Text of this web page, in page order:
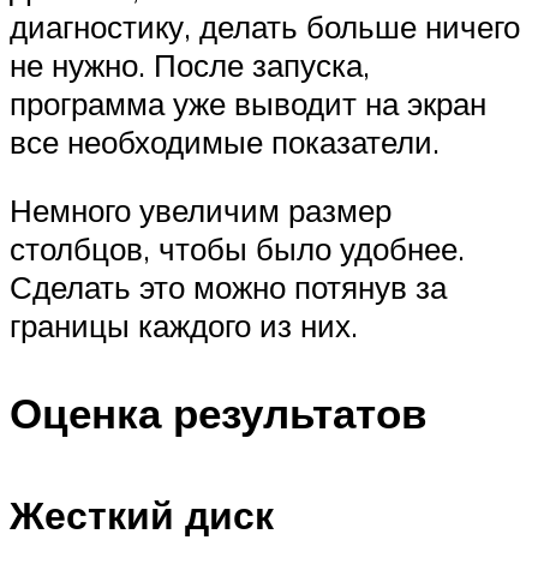
диагностику, делать больше ничего
не нужно. После запуска,
программа уже выводит на экран
все необходимые показатели.
Немного увеличим размер
столбцов, чтобы было удобнее.
Сделать это можно потянув за
границы каждого из них.
Оценка результатов
Жесткий диск